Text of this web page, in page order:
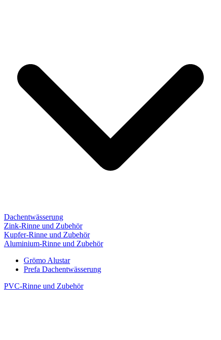
Dachentwässerung
Zink-Rinne und Zubehör
Kupfer-Rinne und Zubehör
Aluminium-Rinne und Zubehör
Grömo Alustar
Prefa Dachentwässerung
PVC-Rinne und Zubehör